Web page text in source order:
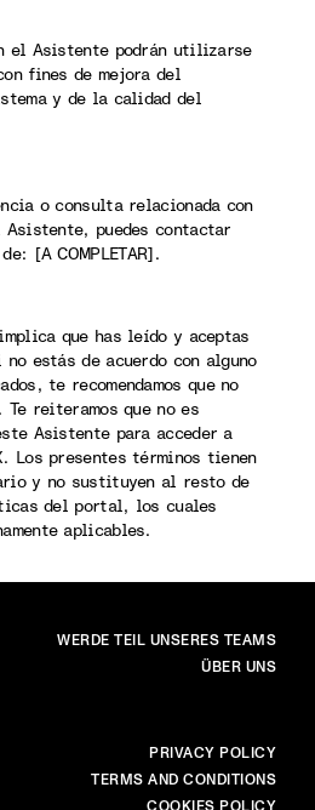
el Asistente podrán utilizarse
fines de mejora del
y de la calidad del
o consulta relacionada con
puedes contactar
[A COMPLETAR].
que has leído y aceptas
estás de acuerdo con alguno
te recomendamos que no
reiteramos que no es
Asistente para acceder a
Los presentes términos tienen
y no sustituyen al resto de
del portal, los cuales
aplicables.
HAUPTSEITE
WERDE TEIL UNSERES TEAMS
ÜBER UNS
PRIVACY POLICY
TERMS AND CONDITIONS